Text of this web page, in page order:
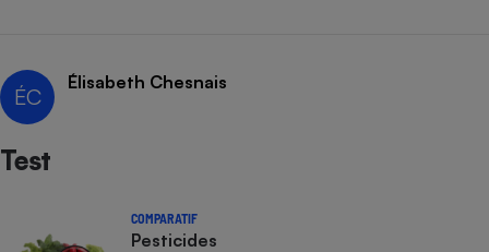
ÉC
Élisabeth Chesnais
Test
COMPARATIF
Pesticides